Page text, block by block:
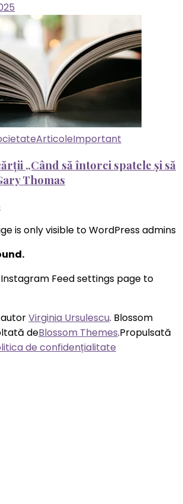
ArticoleImportant
„Când să întorci spatele și să
Thomas
is only visible to WordPress admins
Feed settings page to
Virginia Ursulescu. Blossom
deBlossom Themes.Propulsată
de confidențialitate